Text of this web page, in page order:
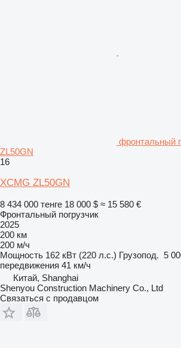
фронтальный
ZL50GN
16
XCMG ZL50GN
8 434 000 тенге 18 000 $ ≈ 15 580 €
Фронтальный погрузчик
2025
200 км
200 м/ч
Мощность 162 кВт (220 л.с.) Грузопод. 5
передвижения 41 км/ч
Китай, Shanghai
Shenyou Construction Machinery Co., Ltd
Связаться с продавцом